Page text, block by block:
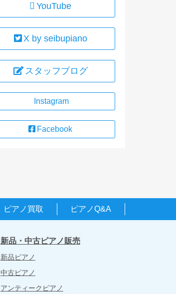
YouTube
X by seibupiano
スタッフブログ
Instagram
Facebook
ピアノ買取 ピアノQ&A
新品・中古ピアノ販売
新品ピアノ
中古ピアノ
アンティークピアノ